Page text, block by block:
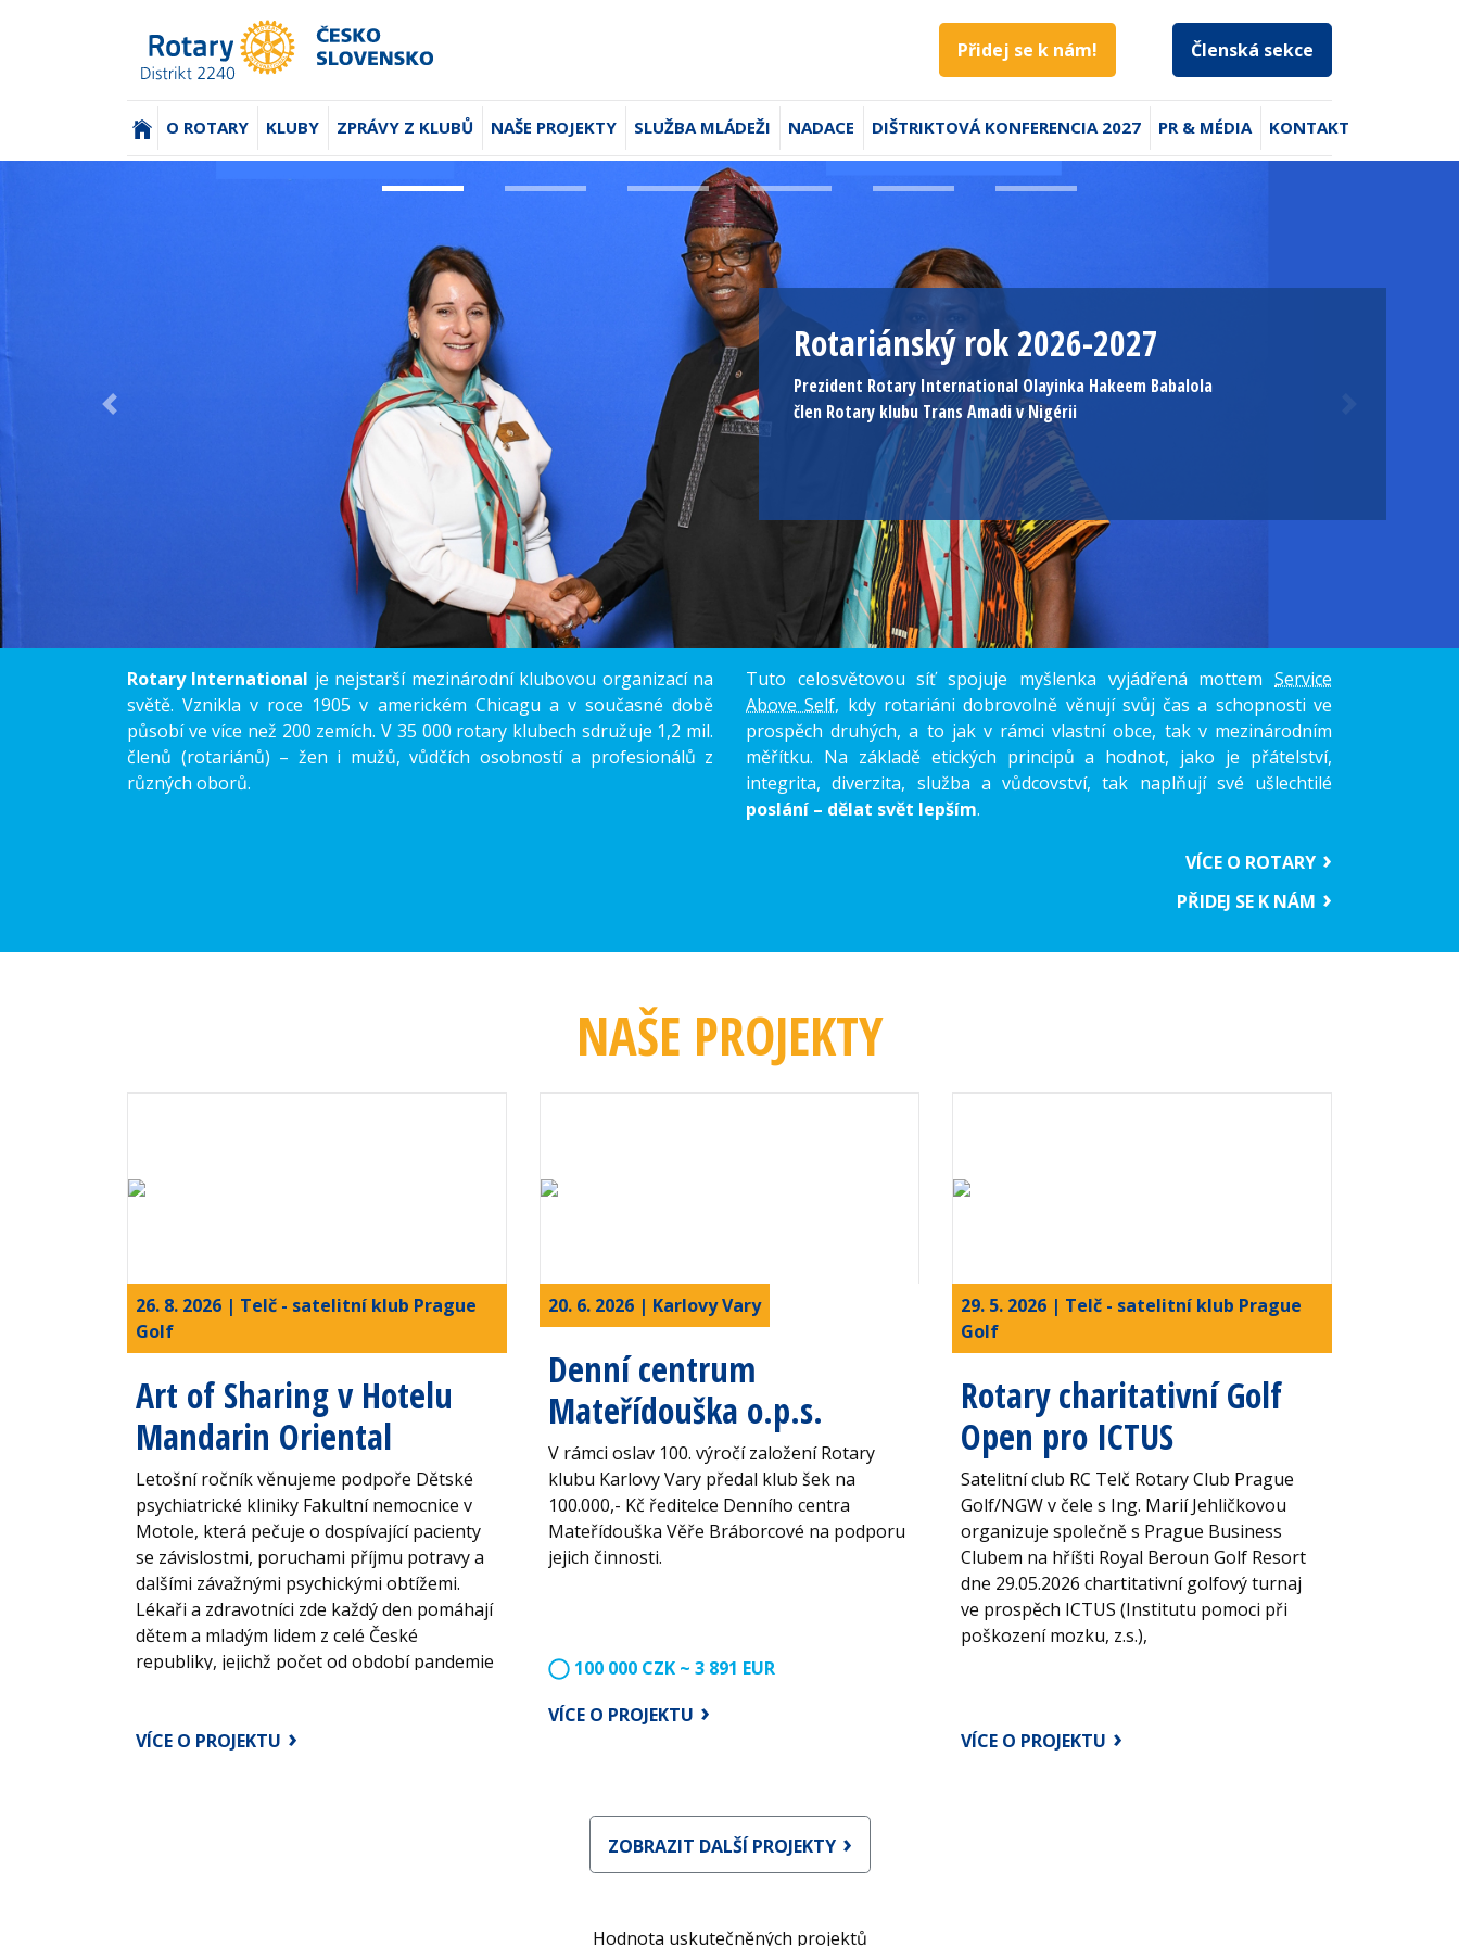
Přidej se k nám! Členská sekce
(AKTUÁLNÍ)
O ROTARY KLUBY ZPRÁVY Z KLUBŮ NAŠE PROJEKTY SLUŽBA MLÁDEŽI NADACE DIŠTRIKTOVÁ KONFERENCIA 2027 PR & MÉDIA KONTAKT
Rotariánský rok 2026-2027
Prezident Rotary InternationalOlayinka Hakeem Babalola
člen Rotary klubu Trans Amadi v Nigérii
Previous
Rotary International je nejstarší mezinárodní klubovou organizací na
světě. Vznikla v roce 1905 v americkém Chicagu a v současné době
působí ve více než 200 zemích. V 35 000 rotary klubech sdružuje 1,2 mil.
členů (rotariánů) – žen i mužů, vůdčích osobností a profesionálů z
různých oborů.
Tuto celosvětovou síť spojuje myšlenka vyjádřená mottem Service
Above Self, kdy rotariáni dobrovolně věnují svůj čas a schopnosti ve
prospěch druhých, a to jak v rámci vlastní obce, tak v mezinárodním
měřítku. Na základě etických principů a hodnot, jako je přátelství,
integrita, diverzita, služba a vůdcovství, tak naplňují své ušlechtilé
poslání – dělat svět lepším.
VÍCE O ROTARY
PŘIDEJ SE K NÁM
NAŠE PROJEKTY
26. 8. 2026 | Telč - satelitní klub Prague
Golf
Art of Sharing v Hotelu
Mandarin Oriental
Letošní ročník věnujeme podpoře Dětské
psychiatrické kliniky Fakultní nemocnice v
Motole, která pečuje o dospívající pacienty
se závislostmi, poruchami příjmu potravy a
dalšími závažnými psychickými obtížemi.
Lékaři a zdravotníci zde každý den pomáhají
dětem a mladým lidem z celé České
republiky, jejichž počet od období pandemie
nejsou plně pokryty.
VÍCE O PROJEKTU
20. 6. 2026 | Karlovy Vary
Denní centrum
Mateřídouška o.p.s.
V rámci oslav 100. výročí založení Rotary
klubu Karlovy Vary předal klub šek na
100.000,- Kč ředitelce Denního centra
Mateřídouška Věře Bráborcové na podporu
jejich činnosti.
100 000 CZK ~ 3 891 EUR
VÍCE O PROJEKTU
29. 5. 2026 | Telč - satelitní klub Prague
Golf
Rotary charitativní Golf
Open pro ICTUS
Satelitní club RC Telč Rotary Club Prague
Golf/NGW v čele s Ing. Marií Jehličkovou
organizuje společně s Prague Business
Clubem na hříšti Royal Beroun Golf Resort
dne 29.05.2026 chartitativní golfový turnaj
ve prospěch ICTUS (Institutu pomoci při
poškození mozku, z.s.),
VÍCE O PROJEKTU
ZOBRAZIT DALŠÍ PROJEKTY
Hodnota uskutečněných projektů